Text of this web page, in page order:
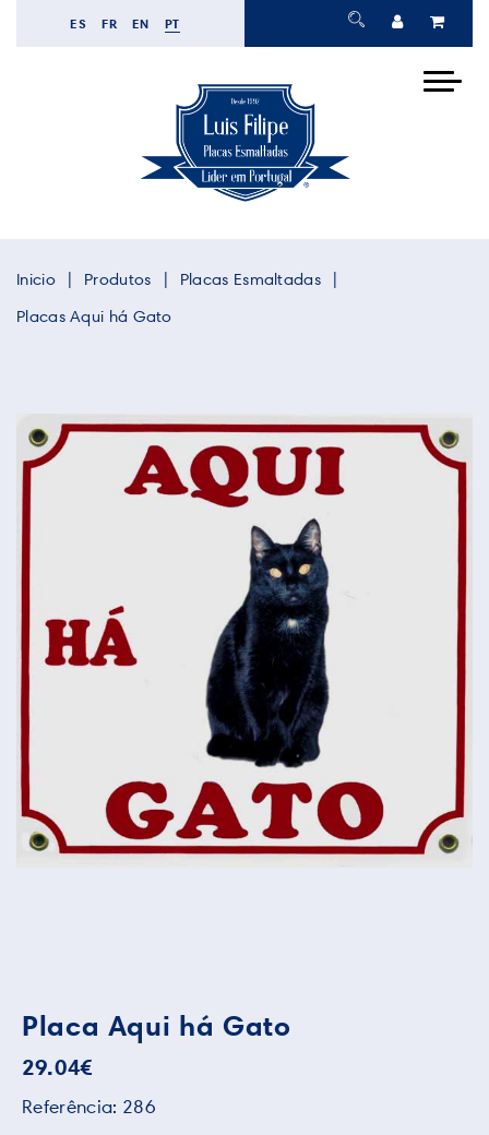
ES FR EN PT
Inicio Produtos
Placas Esmaltadas
Placas Aqui há Gato
Placa Aqui há Gato
29.04€
Referência: 286